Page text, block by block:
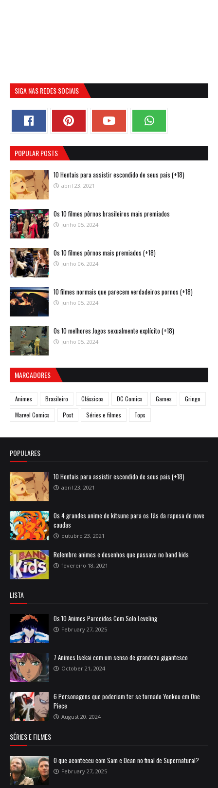
SIGA NAS REDES SOCIAIS
POPULAR POSTS
10 Hentais para assistir escondido de seus pais (+18)
abril 23, 2021
Os 10 filmes pôrnos brasileiros mais premiados
junho 05, 2024
Os 10 filmes pôrnos mais premiados (+18)
junho 06, 2024
10 filmes normais que parecem verdadeiros pornos (+18)
junho 05, 2024
Os 10 melhores Jogos sexualmente explícito (+18)
junho 05, 2024
MARCADORES
Animes Brasileiro Clássicos DC Comics Games
Gringo
Marvel Comics
Post Séries e filmes Tops
POPULARES
10 Hentais para assistir escondido de seus pais (+18)
abril 23, 2021
Os 4 grandes anime de kitsune para os fãs da raposa de nove
caudas
outubro 23, 2021
Relembre animes e desenhos que passava no band kids
fevereiro 18, 2021
LISTA
Os 10 Animes Parecidos Com Solo Leveling
February 27, 2025
7 Animes Isekai com um senso de grandeza gigantesco
October 21, 2024
6 Personagens que poderiam ter se tornado Yonkou em One
Piece
August 20, 2024
SÉRIES E FILMES
O que aconteceu com Sam e Dean no final de Supernatural?
February 27, 2025